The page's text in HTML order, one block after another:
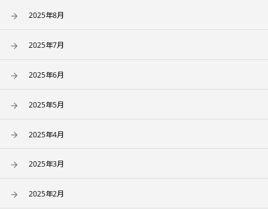
2025年8月
2025年7月
2025年6月
2025年5月
2025年4月
2025年3月
2025年2月